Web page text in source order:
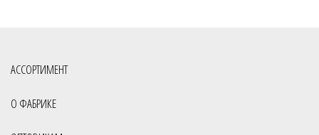
АССОРТИМЕНТ
О ФАБРИКЕ